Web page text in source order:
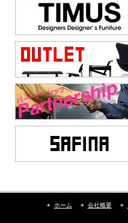
ホーム 会社概要